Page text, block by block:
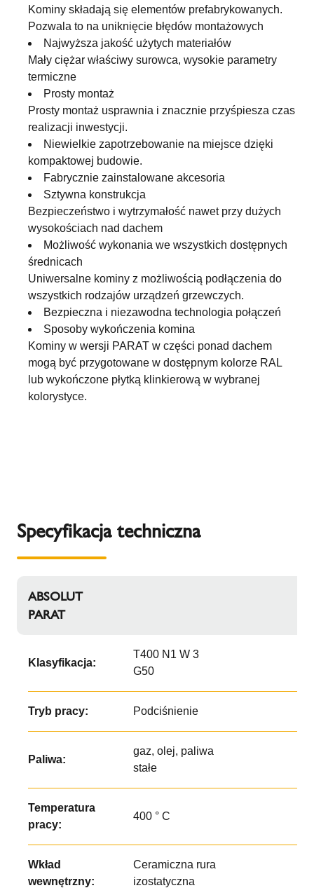
Kominy składają się elementów prefabrykowanych.
Pozwala to na uniknięcie błędów montażowych
Najwyższa jakość użytych materiałów
Mały ciężar właściwy surowca, wysokie parametry
termiczne
Prosty montaż
Prosty montaż usprawnia i znacznie przyśpiesza czas
realizacji inwestycji.
Niewielkie zapotrzebowanie na miejsce dzięki
kompaktowej budowie.
Fabrycznie zainstalowane akcesoria
Sztywna konstrukcja
Bezpieczeństwo i wytrzymałość nawet przy dużych
wysokościach nad dachem
Możliwość wykonania we wszystkich dostępnych
średnicach
Uniwersalne kominy z możliwością podłączenia do
wszystkich rodzajów urządzeń grzewczych.
Bezpieczna i niezawodna technologia połączeń
Sposoby wykończenia komina
Kominy w wersji PARAT w części ponad dachem
mogą być przygotowane w dostępnym kolorze RAL
lub wykończone płytką klinkierową w wybranej
kolorystyce.
Specyfikacja techniczna
ABSOLUT
PARAT
Klasyfikacja:
T400 N1 W 3
G50
Tryb pracy: Podciśnienie
Paliwa:
gaz, olej, paliwa
stałe
Temperatura
pracy:
400 ° C
Wkład
wewnętrzny:
Ceramiczna rura
izostatyczna